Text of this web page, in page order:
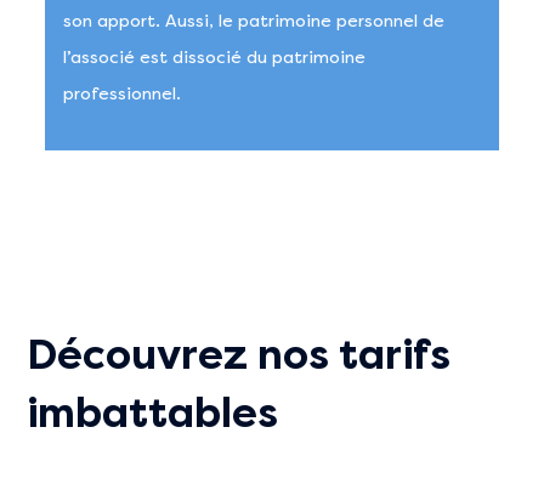
son apport. Aussi, le patrimoine personnel de
l’associé est dissocié du patrimoine
professionnel.
Découvrez nos tarifs
imbattables